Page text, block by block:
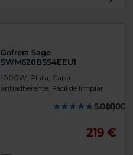
Gofrera Sage
SWM620BSS4EEU1
1000W, Plata, Capa
antiadherente, Fácil de limpiar
(3)
219 €